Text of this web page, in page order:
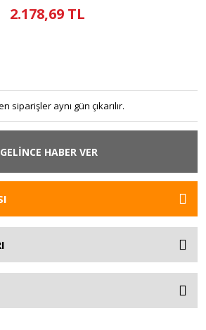
2.178,69 TL
siparişler aynı gün çıkarılır.
GELİNCE HABER VER